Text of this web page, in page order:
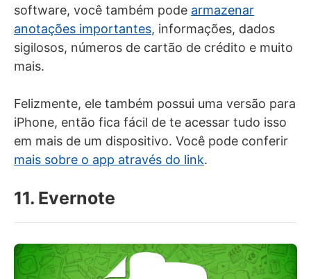
software, você também pode armazenar
anotações importantes, informações, dados
sigilosos, números de cartão de crédito e muito
mais.
Felizmente, ele também possui uma versão para
iPhone, então fica fácil de te acessar tudo isso
em mais de um dispositivo. Você pode conferir
mais sobre o app através do link.
11. Evernote